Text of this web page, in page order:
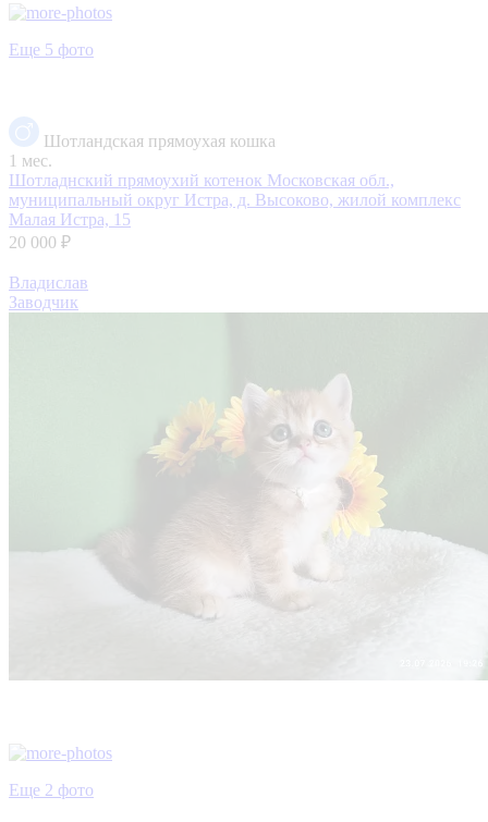
Еще 5 фото
Шотландская прямоухая кошка
1 мес.
Шотладнский прямоухий котенок Московская обл.,
муниципальный округ Истра, д. Высоково, жилой комплекс
Малая Истра, 15
20 000 ₽
Владислав
Заводчик
Еще 2 фото